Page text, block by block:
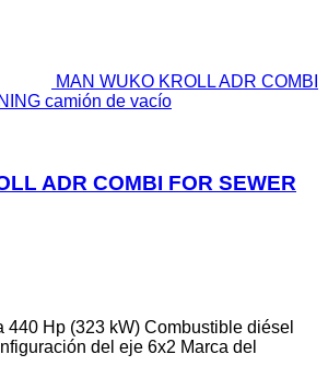
MAN WUKO KROLL ADR COMBI
camión de vacío
ADR COMBI FOR SEWER
440 Hp (323 kW) Combustible diésel
del eje 6x2 Marca del